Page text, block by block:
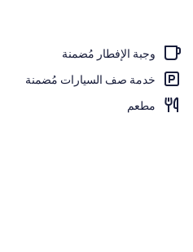
وجبة الإفطار مُضمنة
خدمة صف السيارات مُضمنة
مطعم